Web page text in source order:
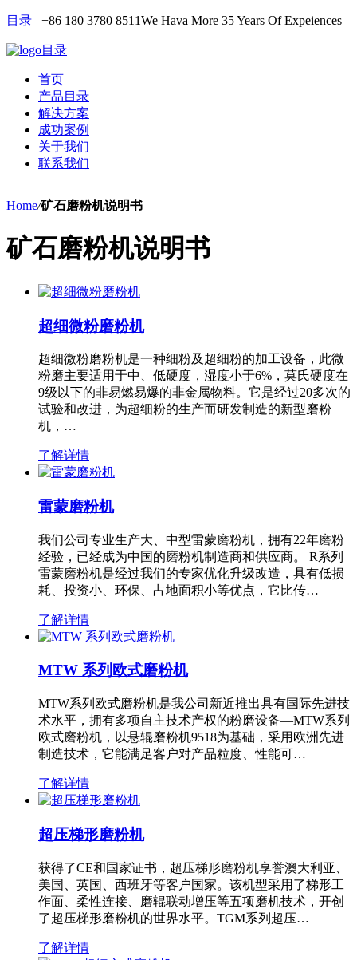
目录 +86 180 3780 8511We Hava More 35 Years Of Expeiences
目录
首页
产品目录
解决方案
成功案例
关于我们
联系我们
Home/矿石磨粉机说明书
矿石磨粉机说明书
超细微粉磨粉机
超细微粉磨粉机是一种细粉及超细粉的加工设备，此微
粉磨主要适用于中、低硬度，湿度小于6%，莫氏硬度在
9级以下的非易燃易爆的非金属物料。它是经过20多次的
试验和改进，为超细粉的生产而研发制造的新型磨粉
机，…
了解详情
雷蒙磨粉机
我们公司专业生产大、中型雷蒙磨粉机，拥有22年磨粉
经验，已经成为中国的磨粉机制造商和供应商。 R系列
雷蒙磨粉机是经过我们的专家优化升级改造，具有低损
耗、投资小、环保、占地面积小等优点，它比传…
了解详情
MTW 系列欧式磨粉机
MTW系列欧式磨粉机是我公司新近推出具有国际先进技
术水平，拥有多项自主技术产权的粉磨设备—MTW系列
欧式磨粉机，以悬辊磨粉机9518为基础，采用欧洲先进
制造技术，它能满足客户对产品粒度、性能可…
了解详情
超压梯形磨粉机
获得了CE和国家证书，超压梯形磨粉机享誉澳大利亚、
美国、英国、西班牙等客户国家。该机型采用了梯形工
作面、柔性连接、磨辊联动增压等五项磨机技术，开创
了超压梯形磨粉机的世界水平。TGM系列超压…
了解详情